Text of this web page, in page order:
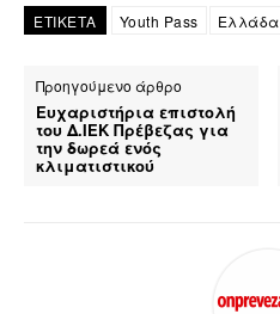
ΕΤΙΚΕΤΑ Youth Pass Ελλάδα
Προηγούμενο άρθρο
Ευχαριστήρια επιστολή
του Δ.ΙΕΚ Πρέβεζας για
την δωρεά ενός
κλιματιστικού